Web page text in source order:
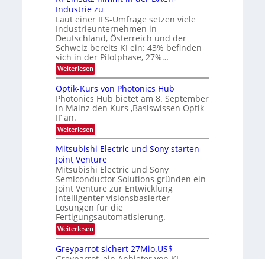
a
r
b
e
i
t
u
n
g
s
-
T
r
e
n
d
s
t
a
r
k
e
s
W
a
c
h
s
t
u
m
m
e
r
s
t
e
n
H
a
l
b
j
a
h
9
.
W
E
-
H
e
r
a
e
u
s
-
S
m
i
a
r
Industrie zu
Laut einer IFS-Umfrage setzen viele
Industrieunternehmen in
Deutschland, Österreich und der
Schweiz bereits KI ein: 43% befinden
sich in der Pilotphase, 27%…
Weiterlesen:
K
-
E
i
s
a
z
n
i
m
m
t
i
n
d
e
r
D
A
Optik-Kurs von Photonics Hub
Photonics Hub bietet am 8. September
in Mainz den Kurs ‚Basiswissen Optik
II‘ an.
Weiterlesen:
O
p
t
i
k
-
K
u
r
s
v
o
n
P
h
Mitsubishi Electric und Sony starten
Joint Venture
Mitsubishi Electric und Sony
Semiconductor Solutions gründen ein
Joint Venture zur Entwicklung
intelligenter visionsbasierter
Lösungen für die
Fertigungsautomatisierung.
Weiterlesen:
M
t
Greyparrot sichert 27Mio.US$